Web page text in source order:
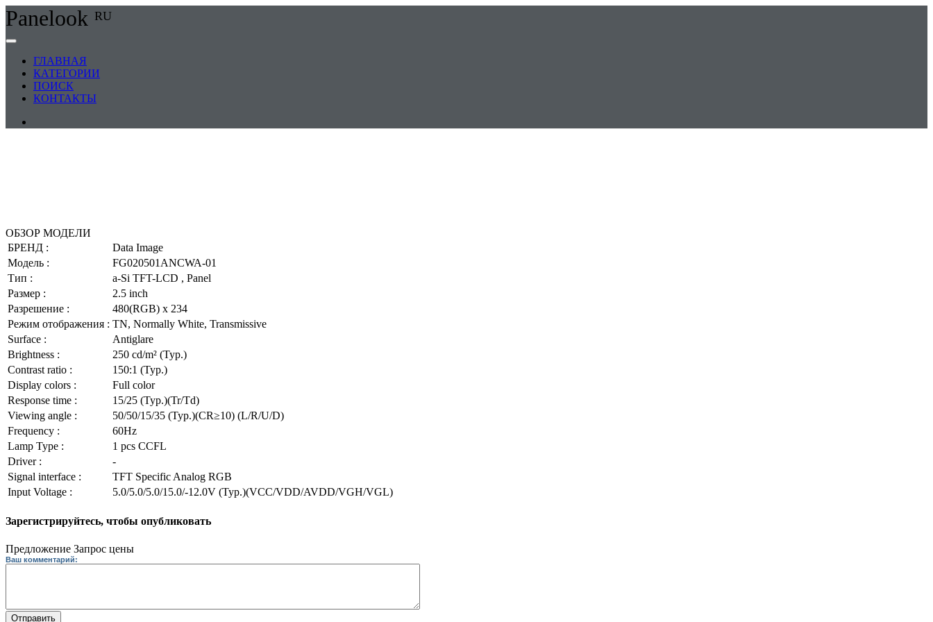
Panelook RU
ГЛАВНАЯ
КАТЕГОРИИ
ПОИСК
КОНТАКТЫ
ОБЗОР МОДЕЛИ
БРЕНД :
Data Image
Модель :
FG020501ANCWA-01
Тип :
a-Si TFT-LCD , Panel
Размер :
2.5 inch
Разрешение :
480(RGB) x 234
Режим отображения : TN, Normally White, Transmissive
Surface :
Antiglare
Brightness :
250 cd/m² (Typ.)
Contrast ratio :
150:1 (Typ.)
Display colors :
Full color
Response time :
15/25 (Typ.)(Tr/Td)
Viewing angle :
50/50/15/35 (Typ.)(CR≥10) (L/R/U/D)
Frequency :
60Hz
Lamp Type :
1 pcs CCFL
Driver :
-
Signal interface :
TFT Specific Analog RGB
Input Voltage :
5.0/5.0/5.0/15.0/-12.0V (Typ.)(VCC/VDD/AVDD/VGH/VGL)
Зарегистрируйтесь, чтобы опубликовать
Предложение Запрос цены
Ваш комментарий:
Отправить